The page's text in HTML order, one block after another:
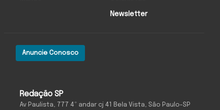
Redação SP
Av Paulista, 777 4º andar cj 41 Bela Vista, São Paulo-SP
Anuncie Conosco
Newsletter